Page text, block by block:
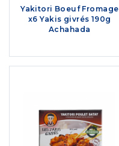
Yakitori Boeuf Fromage
x6 Yakis givrés 190g
Achahada